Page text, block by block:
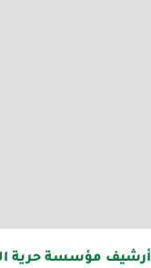
أرشيف مؤسسة حرية